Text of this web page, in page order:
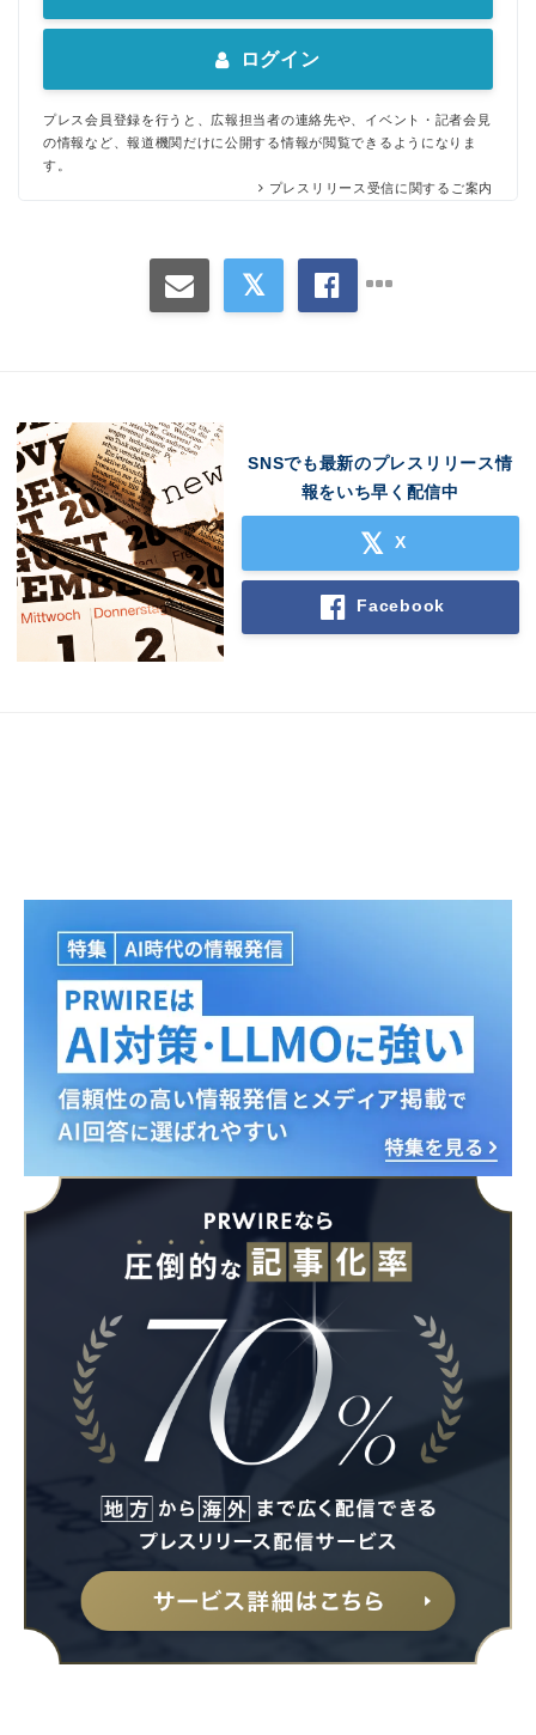
ログイン
プレス会員登録を行うと、広報担当者の連絡先や、イベント・記者会見
の情報など、報道機関だけに公開する情報が閲覧できるようになりま
す。
プレスリリース受信に関するご案内
SNSでも最新のプレスリリース情
報をいち早く配信中
X
Facebook
English